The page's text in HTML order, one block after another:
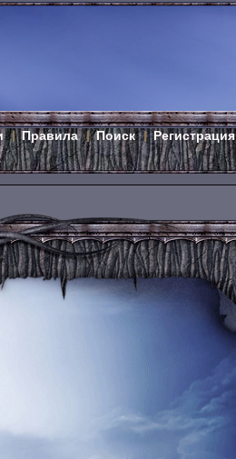
Правила Поиск Регистрация